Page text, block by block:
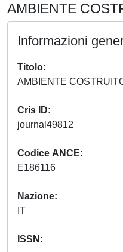
AMBIENTE
Informazioni
Titolo
Cris ID
Codice ANCE
Nazione
ISSN